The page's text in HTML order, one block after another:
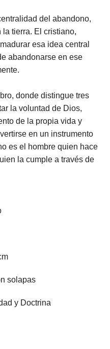
del abandono,
tierra. El cristiano,
esa idea central
abandonarse en ese
donde distingue tres
la voluntad de Dios,
de la propia vida y
en un instrumento
es el hombre quien hace
la cumple a través de
solapas
y Doctrina